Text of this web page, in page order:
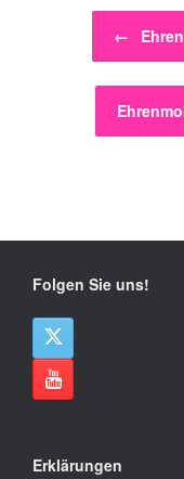
Beitragsnavigation
←
Folgen Sie uns!
Erklärungen